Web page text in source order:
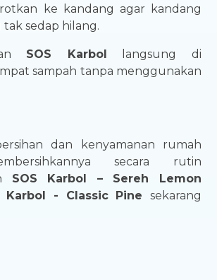
ke kandang agar kandang
sedap hilang.
SOS Karbol langsung di
sampah tanpa menggunakan
dan kenyamanan rumah
secara rutin
SOS Karbol – Sereh Lemon
Karbol - Classic Pinesekarang